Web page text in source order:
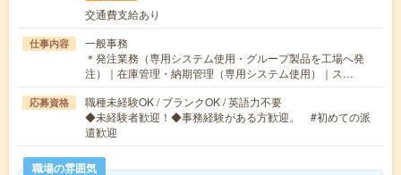
交通費支給あり
仕事内容
一般事務
＊発注業務（専用システム使用・グループ製品を工場へ発
注）｜在庫管理・納期管理（専用システム使用）｜ス…
応募資格
職種未経験OK / ブランクOK / 英語力不要
◆未経験者歓迎！◆事務経験がある方歓迎。 #初めての派
遣歓迎
職場の雰囲気